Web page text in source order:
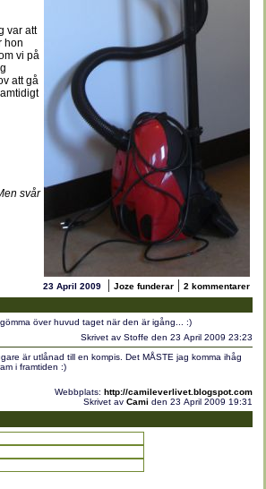
var att
hon
vi på
att gå
svår
23 April 2009 | Joze funderar | 2 kommentarer
över huvud taget när den är igång... :)
Skrivet av Stoffe den 23 April 2009 23:23
är utlånad till en kompis. Det MÅSTE jag komma ihåg
i framtiden :)
Webbplats: http://camileverlivet.blogspot.com
Skrivet av Cami den 23 April 2009 19:31